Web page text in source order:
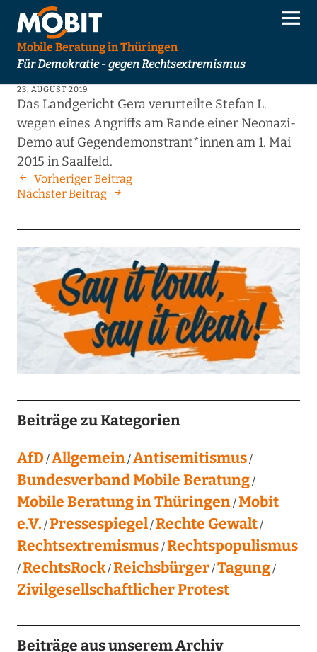
Mobile Beratung in Thüringen
Für Demokratie - gegen Rechtsextremismus
23. AUGUST 2019
Das Landgericht Gera verurteilte Stefan L.
wegen eines Angriffs am Rande einer Neonazi-
Demo auf Gegendemonstrant*innen am 1. Mai
2015 in Saalfeld.
Vorheriger Beitrag
Nächster Beitrag
Beiträge zu Kategorien
AfD Allgemein Antisemitismus
Bundesverband Mobile Beratung
Mobile Beratung in Thüringen Mobit
e.V. Pressespiegel Rechte Gewalt
Rechtsextremismus Rechtspopulismus
RechtsRock Reichsbürger Tagung
Zivilgesellschaftlicher Protest
Beiträge aus unserem Archiv